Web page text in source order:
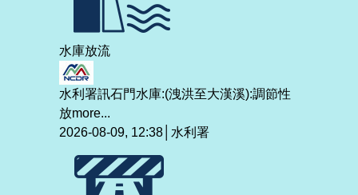
水庫放流
水利署訊石門水庫:(洩洪至大漢溪):調節性
放more...
2026-08-09, 12:38│水利署